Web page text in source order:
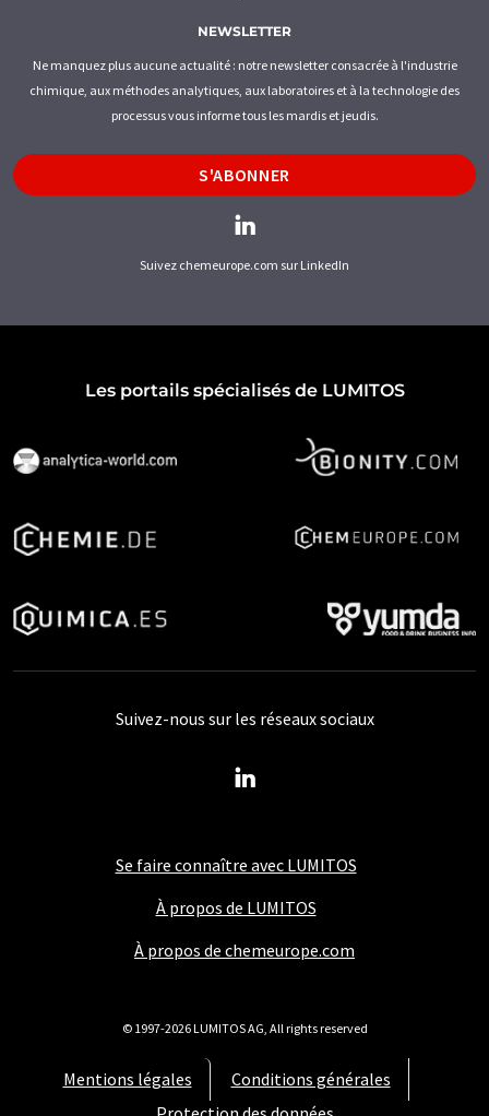
NEWSLETTER
Ne manquez plus aucune actualité : notre newsletter consacrée à l'industrie
chimique, aux méthodes analytiques, aux laboratoires et à la technologie des
processus vous informe tous les mardis et jeudis.
S'ABONNER
Suivez chemeurope.com sur LinkedIn
Les portails spécialisés de LUMITOS
Se faire connaître avec LUMITOS
À propos de LUMITOS
À propos de chemeurope.com
Mentions légales
Conditions générales
Suivez-nous sur les réseaux sociaux
© 1997-2026 LUMITOS AG, All rights reserved